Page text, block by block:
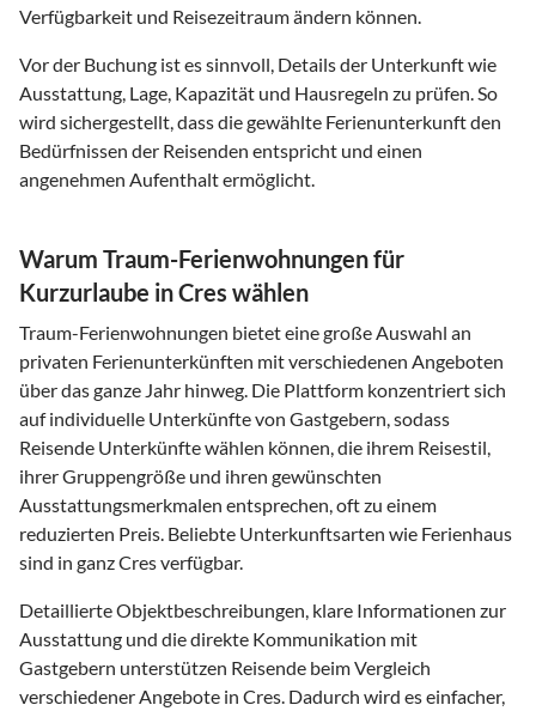
Verfügbarkeit und Reisezeitraum ändern können.
Vor der Buchung ist es sinnvoll, Details der Unterkunft wie
Ausstattung, Lage, Kapazität und Hausregeln zu prüfen. So
wird sichergestellt, dass die gewählte Ferienunterkunft den
Bedürfnissen der Reisenden entspricht und einen
angenehmen Aufenthalt ermöglicht.
Warum Traum-Ferienwohnungen für
Kurzurlaube in Cres wählen
Traum-Ferienwohnungen bietet eine große Auswahl an
privaten Ferienunterkünften mit verschiedenen Angeboten
über das ganze Jahr hinweg. Die Plattform konzentriert sich
auf individuelle Unterkünfte von Gastgebern, sodass
Reisende Unterkünfte wählen können, die ihrem Reisestil,
ihrer Gruppengröße und ihren gewünschten
Ausstattungsmerkmalen entsprechen, oft zu einem
reduzierten Preis. Beliebte Unterkunftsarten wie Ferienhaus
sind in ganz Cres verfügbar.
Detaillierte Objektbeschreibungen, klare Informationen zur
Ausstattung und die direkte Kommunikation mit
Gastgebern unterstützen Reisende beim Vergleich
verschiedener Angebote in Cres. Dadurch wird es einfacher,